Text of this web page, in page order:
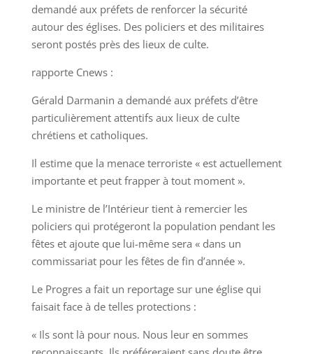
demandé aux préfets de renforcer la sécurité
autour des églises. Des policiers et des militaires
seront postés près des lieux de culte.
rapporte Cnews :
Gérald Darmanin a demandé aux préfets d’être
particulièrement attentifs aux lieux de culte
chrétiens et catholiques.
Il estime que la menace terroriste « est actuellement
importante et peut frapper à tout moment ».
Le ministre de l’Intérieur tient à remercier les
policiers qui protégeront la population pendant les
fêtes et ajoute que lui-même sera « dans un
commissariat pour les fêtes de fin d’année ».
Le Progres a fait un reportage sur une église qui
faisait face à de telles protections :
« Ils sont là pour nous. Nous leur en sommes